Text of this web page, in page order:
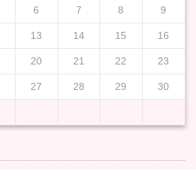
6 7 8 9
13 14 15 16
20 21 22 23
27 28 29 30